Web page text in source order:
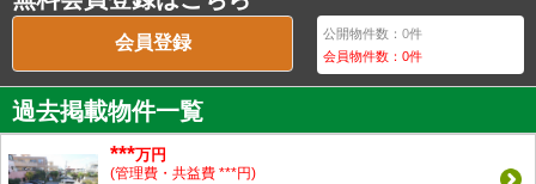
会員登録 公開物件数：0件
会員物件数：0件
過去掲載物件一覧
***万円
(管理費・共益費 ***円)